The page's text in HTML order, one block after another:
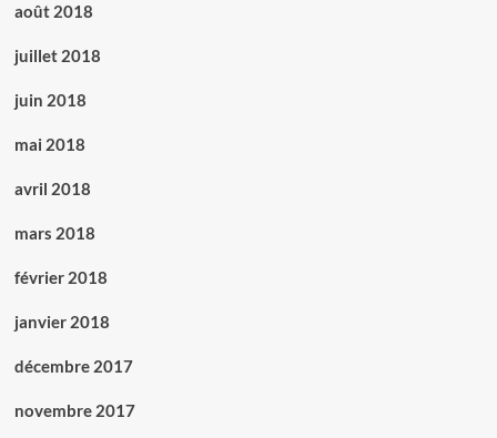
août 2018
juillet 2018
juin 2018
mai 2018
avril 2018
mars 2018
février 2018
janvier 2018
décembre 2017
novembre 2017